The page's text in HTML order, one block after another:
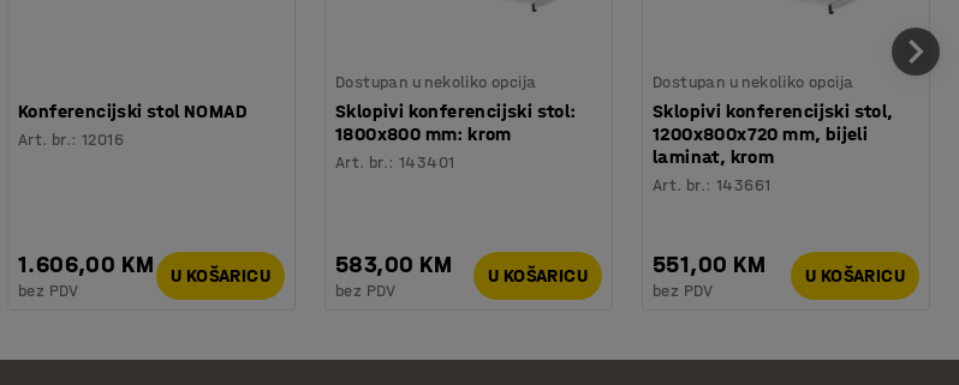
Konferencijski stol NOMAD
Art. br.:12016
1.606,00 KM
bez PDV
U KOŠARICU
Dostupan u nekoliko opcija
Sklopivi konferencijski stol:
1800x800 mm: krom
Art. br.:143401
583,00 KM
bez PDV
U KOŠARICU
Dostupan u nekoliko opcija
Sklopivi konferencijski stol,
1200x800x720 mm, bijeli
laminat, krom
Art. br.:143661
551,00 KM
bez PDV
U KOŠARICU